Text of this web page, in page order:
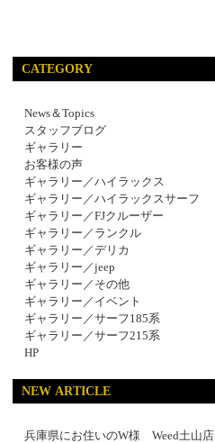
CATEGORY
News＆Topics
スタッフブログ
ギャラリー
お客様の声
ギャラリー／ハイラックス
ギャラリー／ハイラックスサーフ
ギャラリー／FJクルーザー
ギャラリー／ランクル
ギャラリー／デリカ
ギャラリー／jeep
ギャラリー／その他
ギャラリー／イベント
ギャラリー／サーフ185系
ギャラリー／サーフ215系
HP
NEW ARTICLE
兵庫県にお住いのW様 Weed土山店